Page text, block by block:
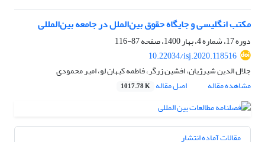
مکتب انگلیسی و جایگاه حقوق بین‌الملل در جامعه بین‌المللی
دوره 17، شماره 4، بهار 1400، صفحه
87-116
10.22034/isj.2020.118516
جلال الدین شیرژیان، افشین زرگر، فاطمه کیهان لو، امیر محمودی
مشاهده مقاله
اصل مقاله 1017.78 K
مقالات آماده انتشار